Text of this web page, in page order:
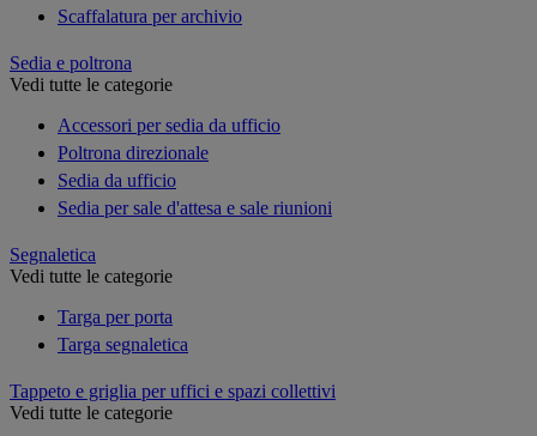
Scaffalatura per archivio
Sedia e poltrona
Vedi tutte le categorie
Accessori per sedia da ufficio
Poltrona direzionale
Sedia da ufficio
Sedia per sale d'attesa e sale riunioni
Segnaletica
Vedi tutte le categorie
Targa per porta
Targa segnaletica
Tappeto e griglia per uffici e spazi collettivi
Vedi tutte le categorie